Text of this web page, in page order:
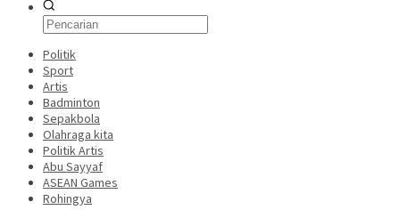
Politik
Sport
Artis
Badminton
Sepakbola
Olahraga kita
Politik Artis
Abu Sayyaf
ASEAN Games
Rohingya